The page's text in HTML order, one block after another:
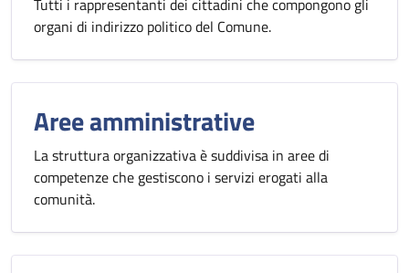
Tutti i rappresentanti dei cittadini che compongono gli
organi di indirizzo politico del Comune.
Aree amministrative
La struttura organizzativa è suddivisa in aree di
competenze che gestiscono i servizi erogati alla
comunità.